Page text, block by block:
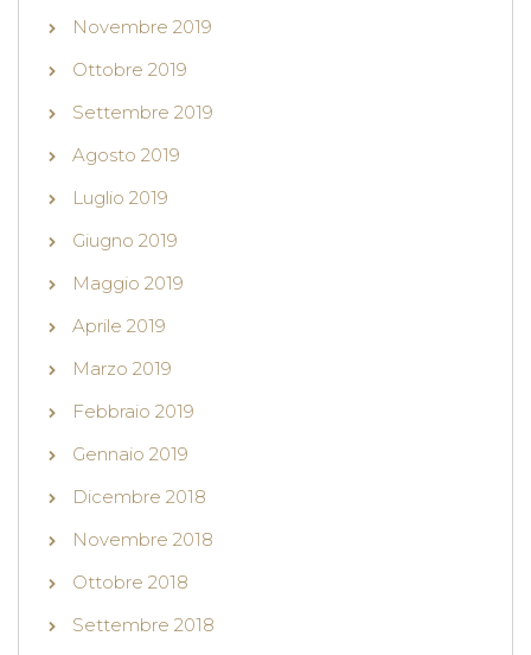
Novembre 2019
Ottobre 2019
Settembre 2019
Agosto 2019
Luglio 2019
Giugno 2019
Maggio 2019
Aprile 2019
Marzo 2019
Febbraio 2019
Gennaio 2019
Dicembre 2018
Novembre 2018
Ottobre 2018
Settembre 2018